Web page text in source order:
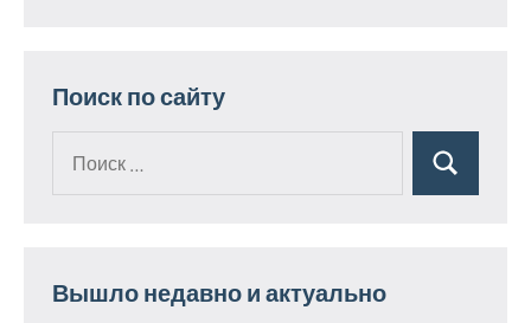
Поиск по сайту
Поиск
Вышло недавно и актуально